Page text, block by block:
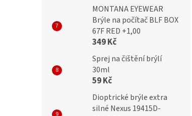
MONTANA EYEWEAR
Brýle na počítač BLF BOX
67F RED +1,00
349 Kč
Sprej na čištění brýlí
30ml
59 Kč
Dioptrické brýle extra
silné Nexus 19415D-